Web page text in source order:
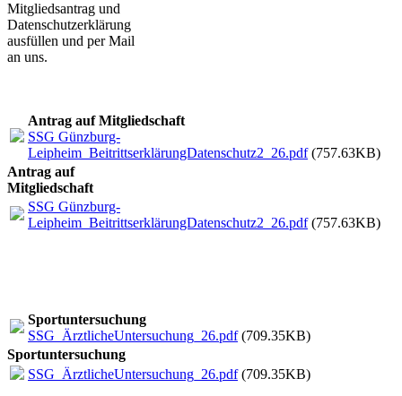
Mitgliedsantrag und
Datenschutzerklärung
ausfüllen und per Mail
an uns.
Antrag auf Mitgliedschaft
SSG Günzburg-
Leipheim_BeitrittserklärungDatenschutz2_26.pdf(757.63KB)
Antrag auf
Mitgliedschaft
SSG Günzburg-
Leipheim_BeitrittserklärungDatenschutz2_26.pdf(757.63KB)
Sportuntersuchung
SSG_ÄrztlicheUntersuchung_26.pdf(709.35KB)
Sportuntersuchung
SSG_ÄrztlicheUntersuchung_26.pdf(709.35KB)